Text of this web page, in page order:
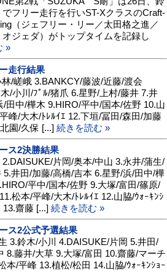
でフリー走行を行いST-XクラスのCraft-
（ジェフリー・リー／太田格之進／
ジェダ）がトップタイムを記録し
»
走行結果
/嵯峨 3.BANKCY/藤波/近藤/渡会
/小川/ﾌﾟﾙ/猪爪 6.星野/上村/藤井 7.井
田中/樺木 9.HIRO/平中/国本/佐野 10.山
峰/大木/ﾄﾚﾙｲｴ 12.下垣/冨田/森田/加藤
園/久保 [...] 続きを読む »
ス2決勝結果
片岡/奥本/中山 3.永井/蒲生/
井田/加藤/高橋/吉本 6.星野/浜/田中/樺
平中/国本/佐野 9.大塚/富田/篠原/
松本/平峰/大木/ﾄﾚﾙｲｴ 12.山脇/ｳｫｰｷﾝｼ
13.齋藤 [...] 続きを読む »
ス2公式予選結果
3.鈴木/小川 4.DAISUKE/片岡 5.井田/
8.藤井/大草 9.大塚/富田 10.齋藤/マーチ
本/平峰 13.植松/松田 14.山脇/ｳｫｰｷﾝｼｮｰ